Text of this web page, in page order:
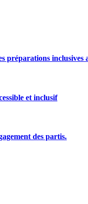
préparations inclusives
et inclusif
des partis.